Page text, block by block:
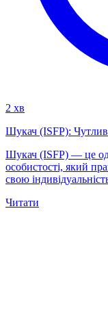
2 хв
Шукач (ISFP):
Шукач (ISFP) — це
особистості, який
свою
Читати